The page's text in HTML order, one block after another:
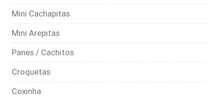
Mini Cachapitas
Mini Arepitas
Panes / Cachitos
Croquetas
Coxinha